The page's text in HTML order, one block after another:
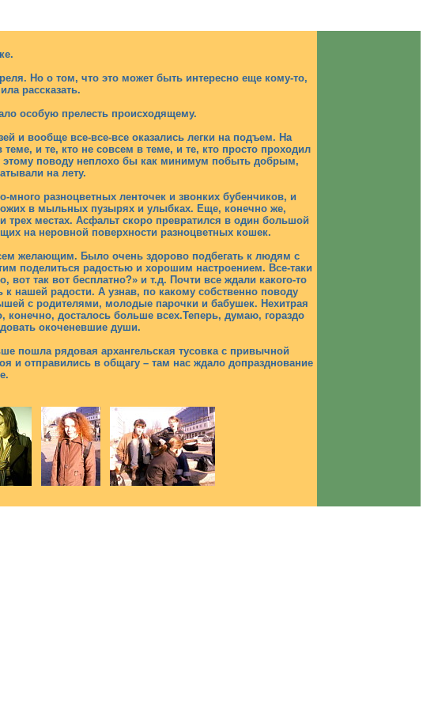
Но о том, что это может быть интересно еще кому-то,
рассказать.
особую прелесть происходящему.
и вообще все-все-все оказались легки на подъем. На
и те, кто не совсем в теме, и те, кто просто проходил
поводу неплохо бы как минимум побыть добрым,
на лету.
разноцветных ленточек и звонких бубенчиков, и
в мыльных пузырях и улыбках. Еще, конечно же,
местах. Асфальт скоро превратился в один большой
на неровной поверхности разноцветных кошек.
желающим. Было очень здорово подбегать к людям с
поделиться радостью и хорошим настроением. Все-таки
так вот бесплатно?» и т.д. Почти все ждали какого-то
нашей радости. А узнав, по какому собственно поводу
с родителями, молодые парочки и бабушек. Нехитрая
досталось больше всех.Теперь, думаю, гораздо
окоченевшие души.
пошла рядовая архангельская тусовка с привычной
и отправились в общагу – там нас ждало допразднование